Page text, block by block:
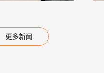
更多新闻